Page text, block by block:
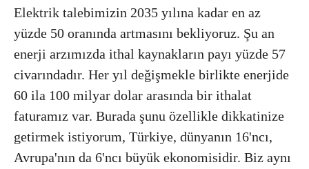
Elektrik talebimizin 2035 yılına kadar en az
yüzde 50 oranında artmasını bekliyoruz. Şu an
enerji arzımızda ithal kaynakların payı yüzde 57
civarındadır. Her yıl değişmekle birlikte enerjide
60 ila 100 milyar dolar arasında bir ithalat
faturamız var. Burada şunu özellikle dikkatinize
getirmek istiyorum, Türkiye, dünyanın 16'ncı,
Avrupa'nın da 6'ncı büyük ekonomisidir. Biz aynı